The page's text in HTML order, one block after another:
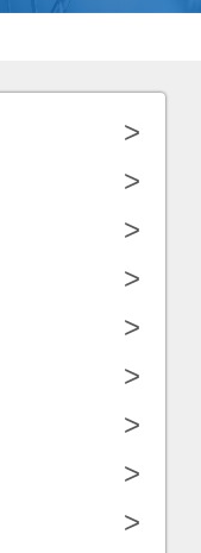
>
>
>
>
>
>
>
>
>